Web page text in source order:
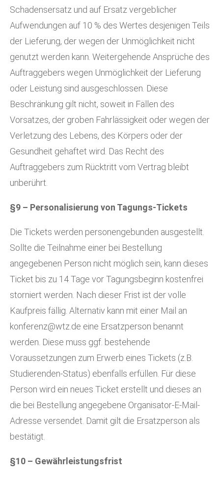
Schadensersatz und auf Ersatz vergeblicher
Aufwendungen auf 10 % des Wertes desjenigen Teils
der Lieferung, der wegen der Unmöglichkeit nicht
genutzt werden kann. Weitergehende Ansprüche des
Auftraggebers wegen Unmöglichkeit der Lieferung
oder Leistung sind ausgeschlossen. Diese
Beschränkung gilt nicht, soweit in Fällen des
Vorsatzes, der groben Fahrlässigkeit oder wegen der
Verletzung des Lebens, des Körpers oder der
Gesundheit gehaftet wird. Das Recht des
Auftraggebers zum Rücktritt vom Vertrag bleibt
unberührt.
§9 – Personalisierung von Tagungs-Tickets
Die Tickets werden personengebunden ausgestellt.
Sollte die Teilnahme einer bei Bestellung
angegebenen Person nicht möglich sein, kann dieses
Ticket bis zu 14 Tage vor Tagungsbeginn kostenfrei
storniert werden. Nach dieser Frist ist der volle
Kaufpreis fällig. Alternativ kann mit einer Mail an
konferenz@wtz.de eine Ersatzperson benannt
werden. Diese muss ggf. bestehende
Voraussetzungen zum Erwerb eines Tickets (z.B.
Studierenden-Status) ebenfalls erfüllen. Für diese
Person wird ein neues Ticket erstellt und dieses an
die bei Bestellung angegebene Organisator-E-Mail-
Adresse versendet. Damit gilt die Ersatzperson als
bestätigt.
§10 – Gewährleistungsfrist